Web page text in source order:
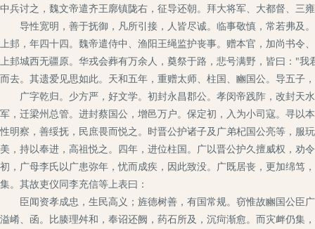
中兵讨之，魏文帝遣齐王廓镇陇右，征导还朝。拜大将军、大都督、三
导性宽明，善于抚御，凡所引接，人皆尽诚。临事敬慎，常若弗及
上邽，年四十四。魏帝遣侍中、渔阳王绳监护丧事。赠本官，加尚书令
上邽城西无疆原。华戎会葬有万余人，奠祭于路，悲号满野，皆曰："
而去。其遗爱见思如此。天和五年，重赠太师、柱国、豳国公。导五子
广字乾归。少方严，好文学。初封永昌郡公。孝闵帝践阼，改封天
军，迁梁州总管。进封蔡国公，增邑万户。保定初，入为小司寇。寻以
性明察，善绥抚，民庶畏而悦之。时晋公护诸子及广弟杞国公亮等，服
美，持以奉进，高祖悦之。四年，进位柱国。广以晋公护久擅威权，
初，广母李氏以广患弥年，忧而成疾，因此致没。广既居丧，更加绵笃
集。其故吏仪同李充信等上表曰：
臣闻资孝成忠，生民高义；旌德树善，有国常规。窃惟故豳国公臣
溢崤、函。比腠理舛和，奉诏还阙，药石所及，沉疴渐愈。而灾衅仍集